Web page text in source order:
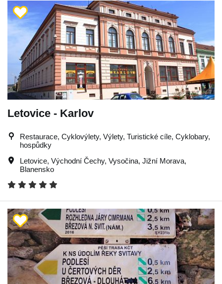
Letovice - Karlov
Restaurace, Cyklovýlety, Výlety, Turistické cíle, Cyklobary,
hospůdky
Letovice, Východní Čechy, Vysočina, Jižní Morava,
Blanensko